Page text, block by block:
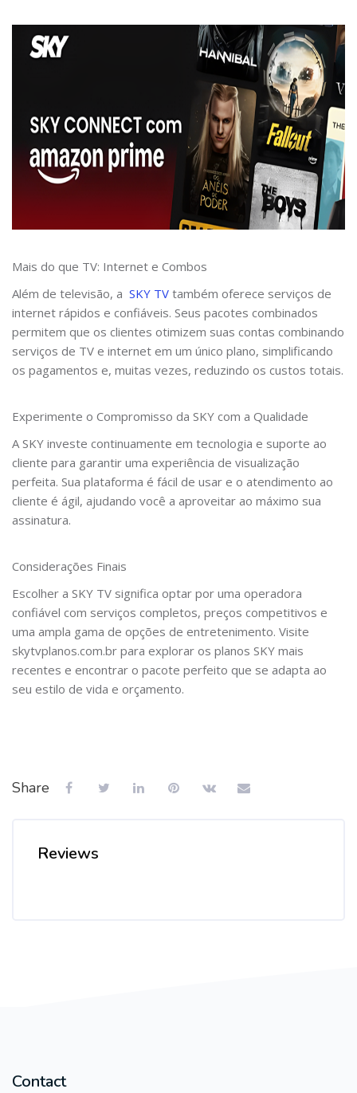
Mais do que TV: Internet e Combos
Além de televisão, a SKY TV também oferece serviços de
internet rápidos e confiáveis. Seus pacotes combinados
permitem que os clientes otimizem suas contas combinando
serviços de TV e internet em um único plano, simplificando
os pagamentos e, muitas vezes, reduzindo os custos totais.
Experimente o Compromisso da SKY com a Qualidade
A SKY investe continuamente em tecnologia e suporte ao
cliente para garantir uma experiência de visualização
perfeita. Sua plataforma é fácil de usar e o atendimento ao
cliente é ágil, ajudando você a aproveitar ao máximo sua
assinatura.
Considerações Finais
Escolher a SKY TV significa optar por uma operadora
confiável com serviços completos, preços competitivos e
uma ampla gama de opções de entretenimento. Visite
skytvplanos.com.br para explorar os planos SKY mais
recentes e encontrar o pacote perfeito que se adapta ao
seu estilo de vida e orçamento.
Share
Reviews
Contact